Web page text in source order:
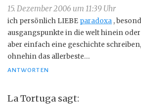
15. Dezember 2006 um 11:39 Uhr
ich persönlich LIEBE paradoxa ,
ausgangspunkte in die welt hinein
aber einfach eine geschichte
ohnehin das allerbeste…
ANTWORTEN
La Tortuga sagt: